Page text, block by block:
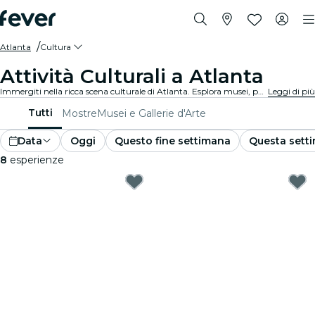
Atlanta Cultura
Attività Culturali a Atlanta
Immergiti nella ricca scena culturale di Atlanta. Esplora musei, partecipa a eventi culturali e soddisfa la tua sete di conoscenza. Leggi di più
Tutti MostreMusei e Gallerie d'Arte
Data Oggi Questo fine settimana
Questa
8 esperienze